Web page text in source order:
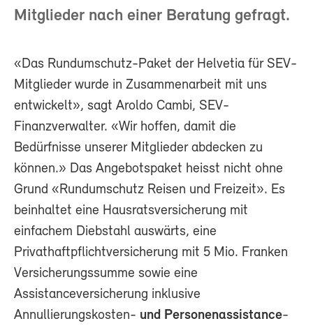
Mitglieder nach einer Beratung gefragt.
«Das Rundumschutz-Paket der Helvetia für SEV-
Mitglieder wurde in Zusammenarbeit mit uns
entwickelt», sagt Aroldo Cambi, SEV-
Finanzverwalter. «Wir hoffen, damit die
Bedürfnisse unserer Mitglieder abdecken zu
können.» Das Angebotspaket heisst nicht ohne
Grund «Rundumschutz Reisen und Freizeit». Es
beinhaltet eine Hausratsversicherung mit
einfachem Diebstahl auswärts, eine
Privathaftpflichtversicherung mit 5 Mio. Franken
Versicherungssumme sowie eine
Assistanceversicherung inklusive
Annullierungskosten- und Personenassistance-